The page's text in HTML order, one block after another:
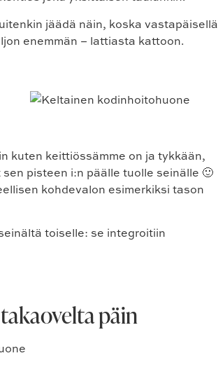
jäädä näin, koska vastapäisellä
enemmän – lattiasta kattoon.
kuten keittiössämme on ja tykkään,
pisteen i:n päälle tuolle seinälle 🙂
kohdevalon esimerkiksi tason
toiselle: se integroitiin
päin